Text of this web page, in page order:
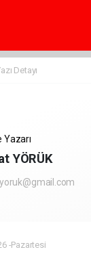
Detayı
Yazarı
YÖRÜK
-Pazartesi